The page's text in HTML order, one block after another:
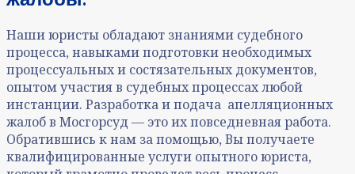
Наши юристы обладают знаниями судебного
процесса, навыками подготовки необходимых
процессуальных и состязательных документов,
опытом участия в судебных процессах любой
инстанции. Разработка и подача апелляционных
жалоб в Мосгорсуд — это их повседневная работа.
Обратившись к нам за помощью, Вы получаете
квалифицированные услуги опытного юриста,